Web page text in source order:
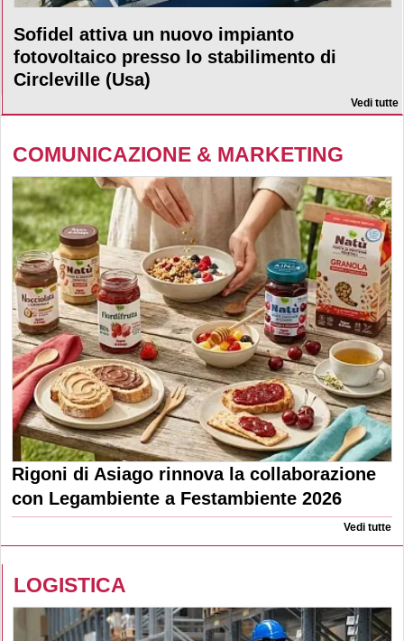
Sofidel attiva un nuovo impianto
fotovoltaico presso lo stabilimento di
Circleville (Usa)
Vedi tutte
COMUNICAZIONE & MARKETING
Rigoni di Asiago rinnova la collaborazione
con Legambiente a Festambiente 2026
Vedi tutte
LOGISTICA